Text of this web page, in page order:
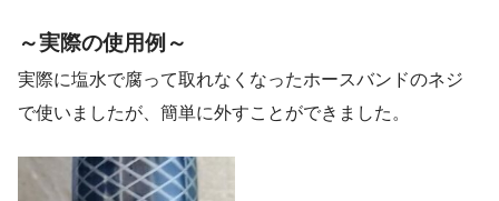
～実際の使用例～
実際に塩水で腐って取れなくなったホースバンドのネジ
で使いましたが、簡単に外すことができました。